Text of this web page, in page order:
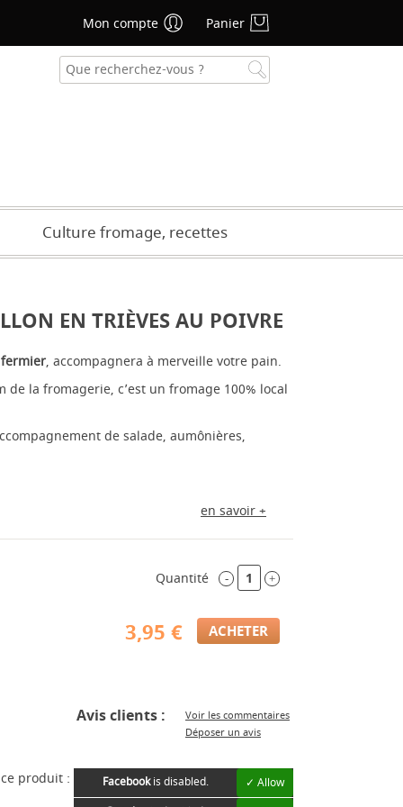
Culture fromage, recettes
EN TRIÈVES AU POIVRE
, accompagnera à merveille votre pain.
de la fromagerie, c’est un fromage 100% local
de salade, aumônières,
en savoir +
Quantité - +
3,95 €
Avis clients :
Voir les commentaires
Déposer un avis
produit : Facebookis disabled.
✓ Allow
Mon compte Panier